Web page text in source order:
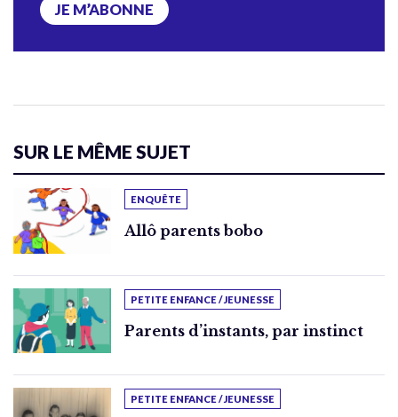
JE M’ABONNE
SUR LE MÊME SUJET
ENQUÊTE
Allô parents bobo
PETITE ENFANCE / JEUNESSE
Parents d’instants, par instinct
PETITE ENFANCE / JEUNESSE